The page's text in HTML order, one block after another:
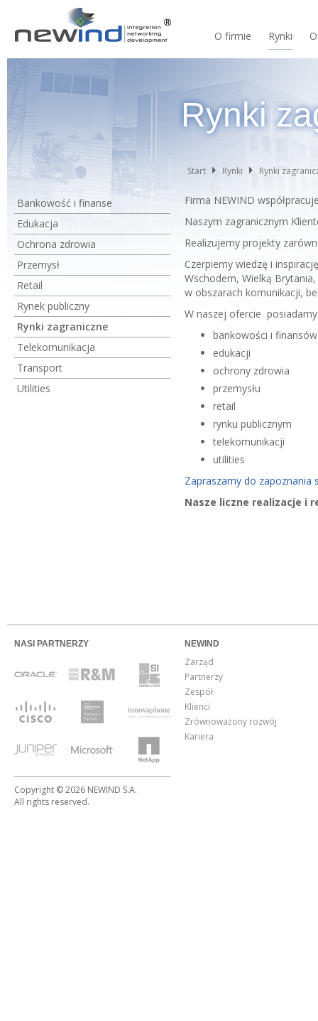
O firmie Rynki
Rynki
Start Rynki Rynki
Bankowość i finanse
Edukacja
Ochrona zdrowia
Przemysł
Retail
Rynek publiczny
Rynki zagraniczne
Telekomunikacja
Transport
Utilities
Firma NEWIND
Naszym zagranicznym
Realizujemy projekty
Czerpiemy wiedzę i
Wschodem, Wielką
w obszarach komunikacji,
W naszej ofercie
bankowości i finansów
edukacji
ochrony zdrowia
przemysłu
retail
rynku publicznym
telekomunikacji
utilities
Zapraszamy do zapoznania
Nasze liczne realizacje i
NASI PARTNERZY
Copyright © 2026 NEWIND S.A.
All rights reserved.
NEWIND
Zarząd
Partnerzy
Zespół
Klienci
Zrównoważony rozwój
Kariera